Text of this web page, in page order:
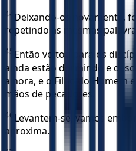
44 Deixando-os novamente,
repetindo as mesmas
45 Então voltou para os
ainda estão dormindo e
a hora, e o Filho do Homem
mãos de pecadores.
46 Levantem-se, vamos
aproxima.